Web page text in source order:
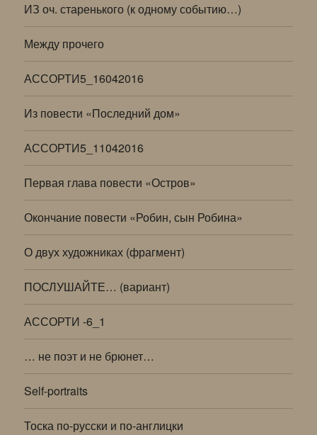
ИЗ оч. старенького (к одному событию…)
Между прочего
АССОРТИ5_16042016
Из повести «Последний дом»
АССОРТИ5_11042016
Первая глава повести «Остров»
Окончание повести «Робин, сын Робина»
О двух художниках (фрагмент)
ПОСЛУШАЙТЕ… (вариант)
АССОРТИ -6_1
… не поэт и не брюнет…
Self-portraits
Тоска по-русски и по-англицки